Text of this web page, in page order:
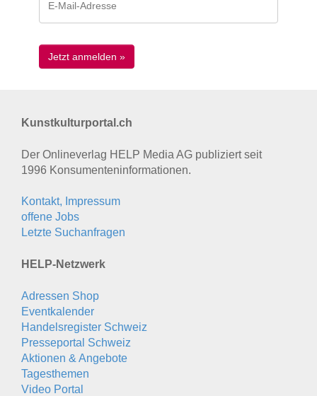
Kunstkulturportal.ch
Der Onlineverlag HELP Media AG publiziert seit
1996 Konsumenten­informationen.
Kontakt, Impressum
offene Jobs
Letzte Suchanfragen
HELP-Netzwerk
Adressen Shop
Eventkalender
Handelsregister Schweiz
Presseportal Schweiz
Aktionen & Angebote
Tagesthemen
Video Portal